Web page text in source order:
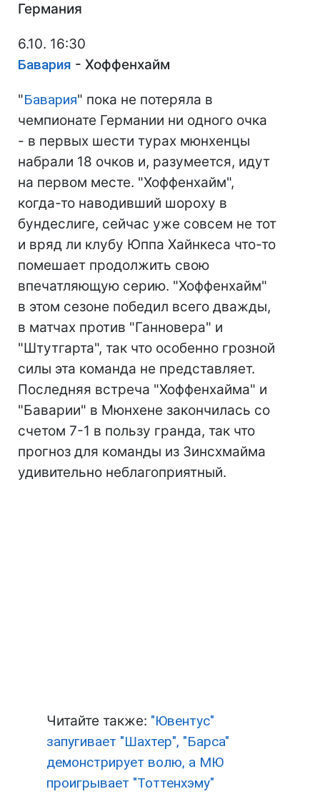
Германия
6.10. 16:30
Бавария - Хоффенхайм
"Бавария" пока не потеряла в
чемпионате Германии ни одного очка
- в первых шести турах мюнхенцы
набрали 18 очков и, разумеется, идут
на первом месте. "Хоффенхайм",
когда-то наводивший шороху в
бундеслиге, сейчас уже совсем не тот
и вряд ли клубу Юппа Хайнкеса что-то
помешает продолжить свою
впечатляющую серию. "Хоффенхайм"
в этом сезоне победил всего дважды,
в матчах против "Ганновера" и
"Штутгарта", так что особенно грозной
силы эта команда не представляет.
Последняя встреча "Хоффенхайма" и
"Баварии" в Мюнхене закончилась со
счетом 7-1 в пользу гранда, так что
прогноз для команды из Зинсхмайма
удивительно неблагоприятный.
Читайте также: "Ювентус"
запугивает "Шахтер", "Барса"
демонстрирует волю, а МЮ
проигрывает "Тоттенхэму"